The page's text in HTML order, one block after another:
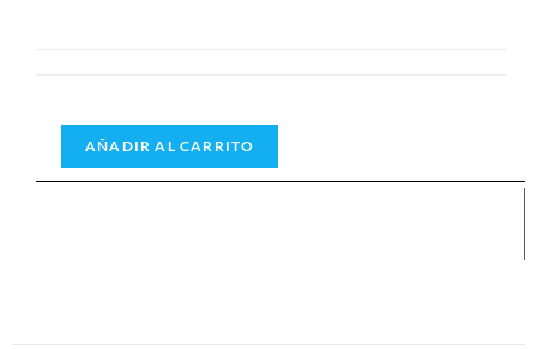
AÑADIR AL CARRITO